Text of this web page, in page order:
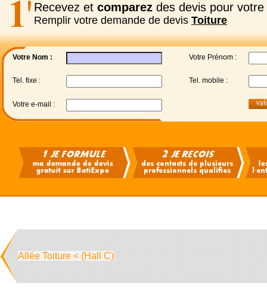
Recevez et comparez des devis pour votre
Remplir votre demande de devis Toiture
Votre Nom : Votre Prénom :
Tel. fixe : Tel. mobile :
Votre e-mail :
Allée Toiture < (Hall C)